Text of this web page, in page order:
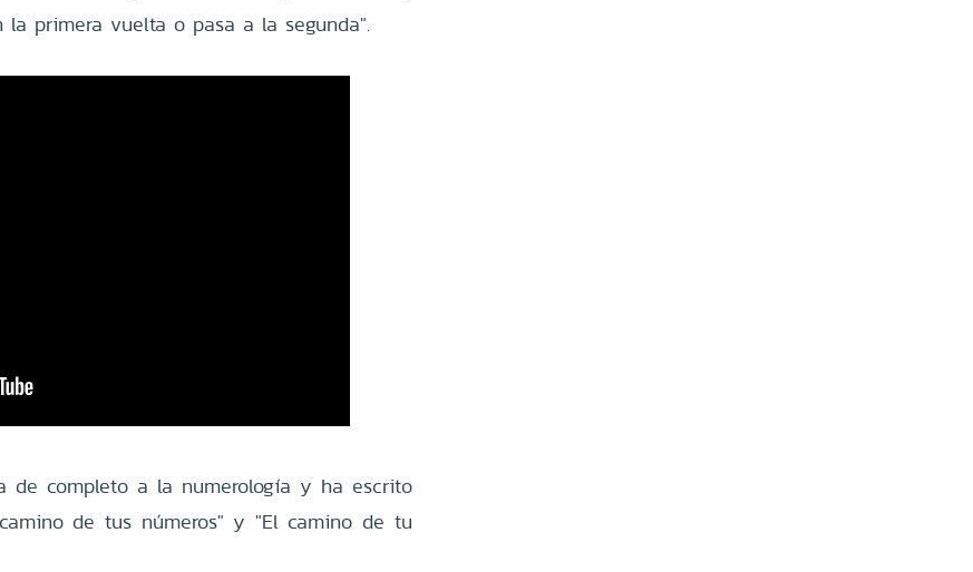
primera vuelta o pasa a la segunda".
de completo a la numerología y ha escrito
de tus números" y "El camino de tu